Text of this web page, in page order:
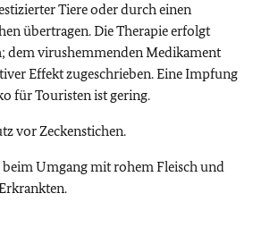
Tiere oder durch einen
übertragen. Die Therapie erfolgt
dem virushemmenden Medikament
Effekt zugeschrieben. Eine Impfung
für Touristen ist gering.
vor Zeckenstichen.
beim Umgang mit rohem Fleisch und